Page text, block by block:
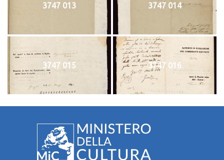
3747 013 3747 014
3747 015 3747 016